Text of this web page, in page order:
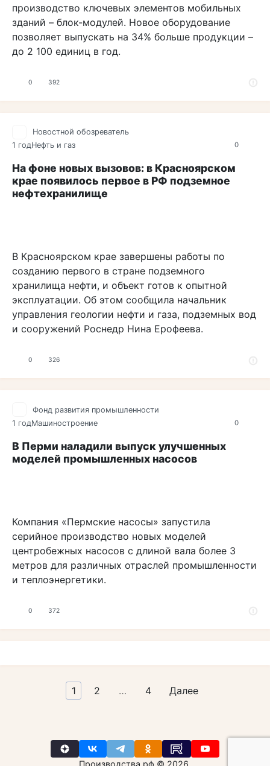
производство ключевых элементов мобильных
зданий – блок-модулей. Новое оборудование
позволяет выпускать на 34% больше продукции –
до 2 100 единиц в год.
0 392
0
Новостной обозреватель
1 годНефть и газ
На фоне новых вызовов: в Красноярском
крае появилось первое в РФ подземное
нефтехранилище
В Красноярском крае завершены работы по
созданию первого в стране подземного
хранилища нефти, и объект готов к опытной
эксплуатации. Об этом сообщила начальник
управления геологии нефти и газа, подземных вод
и сооружений Роснедр Нина Ерофеева.
0 326
0
Фонд развития промышленности
1 годМашиностроение
В Перми наладили выпуск улучшенных
моделей промышленных насосов
Компания «Пермские насосы» запустила
серийное производство новых моделей
центробежных насосов с длиной вала более 3
метров для различных отраслей промышленности
и теплоэнергетики.
0 372
1 2 … 4 Далее
Производства.рф © 2026.